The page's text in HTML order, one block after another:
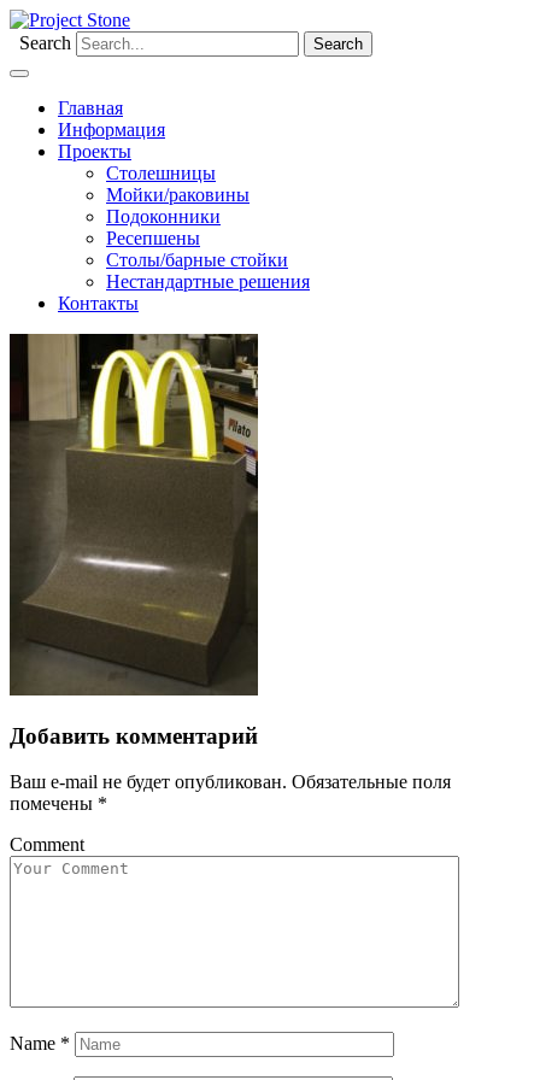
Search
Главная
Информация
Проекты
Столешницы
Мойки/раковины
Подоконники
Ресепшены
Столы/барные стойки
Нестандартные решения
Контакты
Добавить комментарий
Ваш e-mail не будет опубликован. Обязательные поля
помечены *
Comment
Name *